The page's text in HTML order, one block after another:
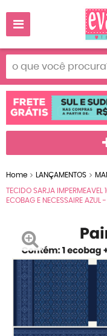
Home LANÇAMENTOS
TECIDO SARJA
ECOBAG E NECESSAIRE